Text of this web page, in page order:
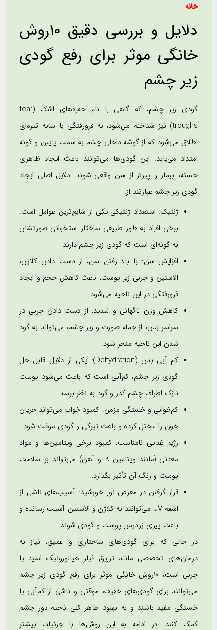
خانه
دلایل و بررسی دقیق ١٠روش
خانگی موثر برای رفع گودی
زیر چشم
گودی زیر چشم، که گاهی با نام حفره‌های اشک (tear
troughs) نیز شناخته می‌شود، به فرورفتگی یا سایه تیره‌ای
اطلاق می‌شود که از گوشه داخلی چشم به سمت پایین و گونه
امتداد می‌یابد. این گودی‌ها می‌توانند باعث ایجاد ظاهری
خسته، بیمار و پیرتر از سن واقعی شوند. دلایل اصلی ایجاد
گودی زیر چشم عبارتند از:
ژنتیک: استعداد ژنتیکی یکی از شایع‌ترین عوامل است.
برخی افراد به طور طبیعی ساختار استخوانی صورتشان
به گونه‌ای است که گودی زیر چشم دارند.
افزایش سن: با بالا رفتن سن، از دست دادن کلاژن،
الاستین و چربی زیر پوست، باعث کاهش حجم و ایجاد
فرورفتگی در این ناحیه می‌شود.
کاهش وزن ناگهانی و شدید: از دست دادن چربی در
سراسر بدن، از جمله صورت و زیر چشم، می‌تواند به گود
شدن این ناحیه منجر شود.
کم آبی بدن (Dehydration): یکی از دلایل قابل حل
گودی زیر چشم، کم‌آبی است که باعث می‌شود پوست
نازک اطراف چشم کدر و گود به نظر برسد.
کم‌خوابی و خستگی مزمن: کمبود خواب می‌تواند جریان
خون را مختل کرده و باعث تیرگی و گودی موقت شود.
رژیم غذایی نامناسب: کمبود برخی ویتامین‌ها و مواد
معدنی (مانند ویتامین K و آهن) می‌تواند بر سلامت
پوست و رنگ آن تأثیر بگذارد.
قرار گرفتن در معرض نور خورشید: آسیب‌های ناشی از
اشعه UV می‌توانند به کلاژن و الاستین آسیب رسانده و
باعث پیری زودرس پوست و گودی شوند.
در حالی که برای گودی‌های ساختاری و عمیق، نیاز به
درمان‌های تخصصی مانند تزریق فیلر هیالورونیک اسید یا
چربی است، ١٠روش خانگی موثر برای رفع گودی زیر چشم
می‌توانند برای گودی‌های خفیف، موقتی و ناشی از کم‌آبی یا
خستگی مفید باشند و به بهبود ظاهر کلی ناحیه دور چشم
کمک کنند. در ادامه به این روش‌ها با جزئیات بیشتر